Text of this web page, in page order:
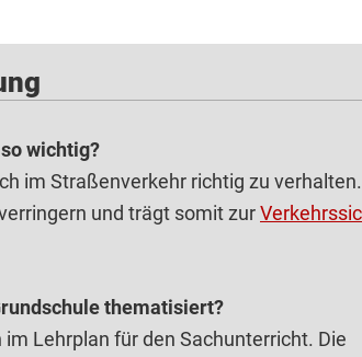
wichtig?
im Straßenverkehr richtig zu
und trägt somit zur
thematisiert?
Lehrplan für den Sachunterricht. Die